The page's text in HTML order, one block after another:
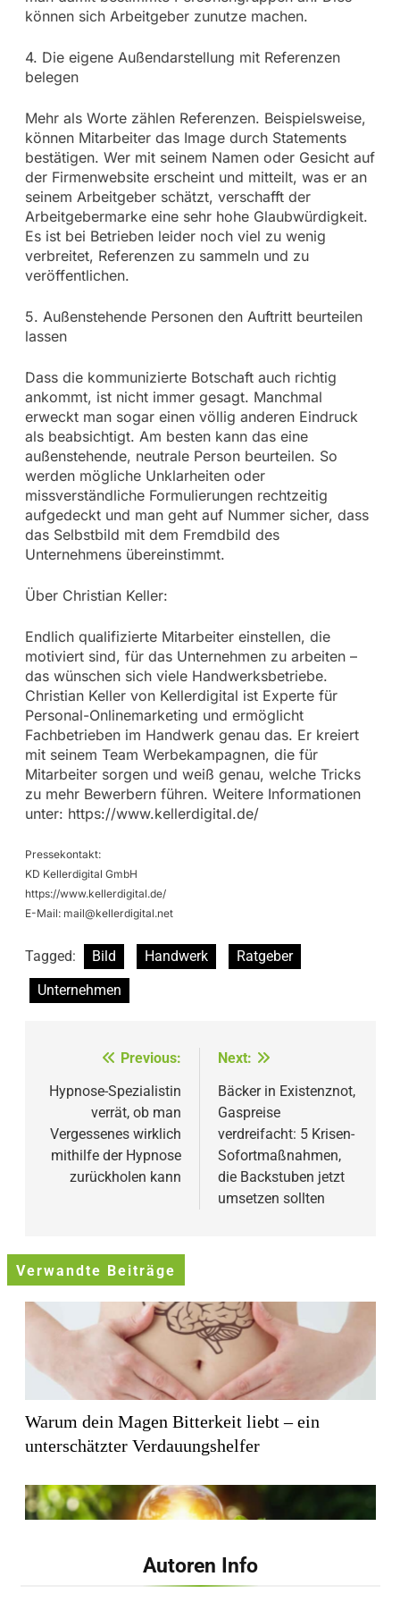
können sich Arbeitgeber zunutze machen.
4. Die eigene Außendarstellung mit Referenzen
belegen
Mehr als Worte zählen Referenzen. Beispielsweise,
können Mitarbeiter das Image durch Statements
bestätigen. Wer mit seinem Namen oder Gesicht auf
der Firmenwebsite erscheint und mitteilt, was er an
seinem Arbeitgeber schätzt, verschafft der
Arbeitgebermarke eine sehr hohe Glaubwürdigkeit.
Es ist bei Betrieben leider noch viel zu wenig
verbreitet, Referenzen zu sammeln und zu
veröffentlichen.
5. Außenstehende Personen den Auftritt beurteilen
lassen
Dass die kommunizierte Botschaft auch richtig
ankommt, ist nicht immer gesagt. Manchmal
erweckt man sogar einen völlig anderen Eindruck
als beabsichtigt. Am besten kann das eine
außenstehende, neutrale Person beurteilen. So
werden mögliche Unklarheiten oder
missverständliche Formulierungen rechtzeitig
aufgedeckt und man geht auf Nummer sicher, dass
das Selbstbild mit dem Fremdbild des
Unternehmens übereinstimmt.
Über Christian Keller:
Endlich qualifizierte Mitarbeiter einstellen, die
motiviert sind, für das Unternehmen zu arbeiten –
das wünschen sich viele Handwerksbetriebe.
Christian Keller von Kellerdigital ist Experte für
Personal-Onlinemarketing und ermöglicht
Fachbetrieben im Handwerk genau das. Er kreiert
mit seinem Team Werbekampagnen, die für
Mitarbeiter sorgen und weiß genau, welche Tricks
zu mehr Bewerbern führen. Weitere Informationen
unter: https://www.kellerdigital.de/
Pressekontakt:
KD Kellerdigital GmbH
https://www.kellerdigital.de/
E-Mail: mail@kellerdigital.net
Tagged: Bild Handwerk
Ratgeber
Unternehmen
Beitragsnavigation
Previous:
Hypnose-Spezialistin
verrät, ob man
Vergessenes wirklich
mithilfe der Hypnose
zurückholen kann
Next:
Bäcker in Existenznot,
Gaspreise
verdreifacht: 5 Krisen-
Sofortmaßnahmen,
die Backstuben jetzt
umsetzen sollten
Verwandte Beiträge
Warum dein Magen Bitterkeit liebt – ein
unterschätzter Verdauungshelfer
Autoren Info